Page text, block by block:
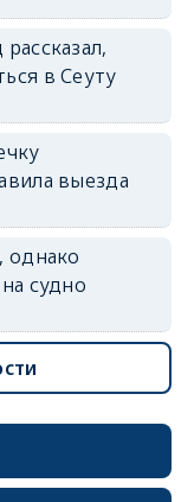
в Сеуту
выезда
однако
судно